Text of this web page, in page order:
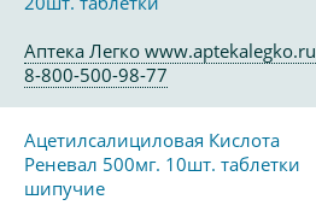
Аптека Легко www.aptekalegko.ru
8-800-500-98-77
Ацетилсалициловая Кислота
Реневал 500мг. 10шт. таблетки
шипучие